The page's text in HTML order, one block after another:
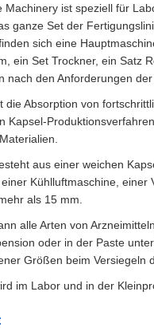
Machinery ist speziell für
ganze Set der
sich eine
ein Set Trockner, ein Satz
nach den Anforderungen der
die Absorption von
Kapsel-
aus einer weichen
Kühlluftmaschine,
als 15 mm.
alle Arten von
oder in der Paste
Größen beim Versiegeln
im Labor und in der